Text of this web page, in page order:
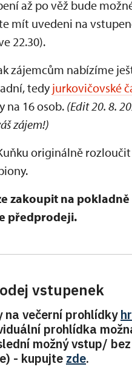
až po věž bude
mít uvedeni na
22.30).
zájemcům nabízíme
tedy jurkovičovské
na 16 osob. (Edit 20. 8.
zájem!)
originálně
zakoupit na
předprodeji.
vstupenek
večerní prohlídky
prohlídka
možný vstup/
- kupujte zde.